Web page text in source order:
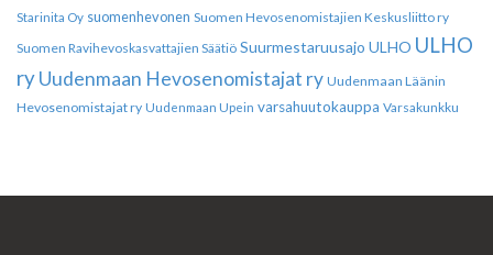
Starinita Oy suomenhevonen Suomen Hevosenomistajien Keskusliitto ry
Suomen Ravihevoskasvattajien Säätiö Suurmestaruusajo ULHO ULHO
ryUudenmaan Hevosenomistajat ry Uudenmaan Läänin
Hevosenomistajat ry Uudenmaan Upein varsahuutokauppa Varsakunkku